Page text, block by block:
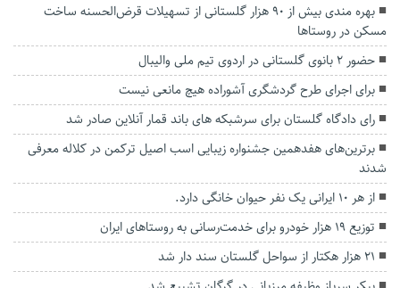
بهره مندی بیش از ۹۰ هزار گلستانی از تسهیلات قرض‌الحسنه ساخت
مسکن در روستا‌ها
حضور ۲ بانوی گلستانی در اردوی تیم ملی والیبال
برای اجرای طرح گردشگری آشوراده هیچ مانعی نیست
رای دادگاه گلستان برای سرشبکه های باند قمار آنلاین صادر شد
برترین‌های هفدهمین جشنواره زیبایی اسب اصیل ترکمن در کلاله معرفی
شدند
از هر ۱۰ ایرانی یک نفر حیوان خانگی دارد.
توزیع ۱۹ هزار خودرو برای خدمت‌رسانی به روستاهای ایران
۲۱ هزار هکتار از سواحل گلستان سند دار شد